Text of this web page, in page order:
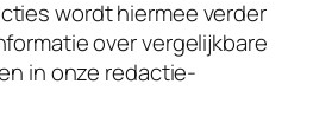
wordt hiermee verder
over vergelijkbare
in onze redactie-